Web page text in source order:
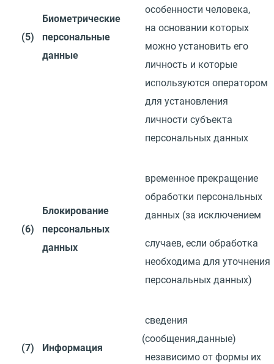
(5)
Биометрические
персональные
данные
особенности человека,
на основании которых
можно установить его
личность и которые
используются оператором
для установления
личности субъекта
персональных данных
(6)
Блокирование
персональных
данных
временное прекращение
обработки персональных
данных (за исключением
случаев, если обработка
необходима для уточнения
персональных данных)
(7) Информация
сведения
(сообщения,данные)
независимо от формы их